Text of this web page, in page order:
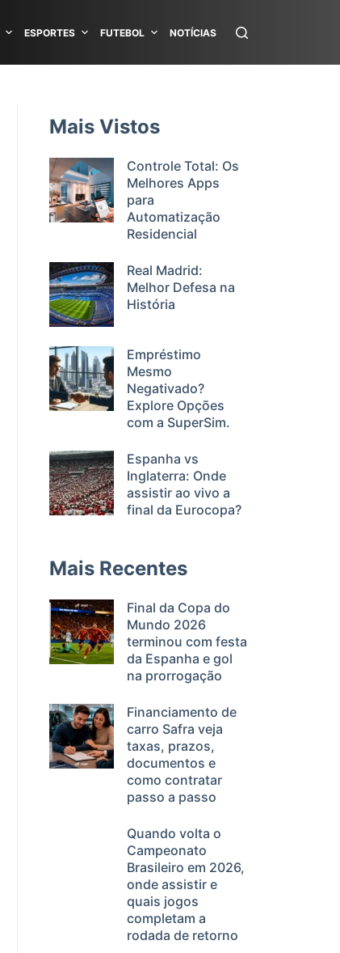
ESPORTES FUTEBOL NOTÍCIAS
Mais Vistos
Controle Total: Os
Melhores Apps
para
Automatização
Residencial
Real Madrid:
Melhor Defesa na
História
Empréstimo
Mesmo
Negativado?
Explore Opções
com a SuperSim.
Espanha vs
Inglaterra: Onde
assistir ao vivo a
final da Eurocopa?
Mais Recentes
Final da Copa do
Mundo 2026
terminou com festa
da Espanha e gol
na prorrogação
Financiamento de
carro Safra veja
taxas, prazos,
documentos e
como contratar
passo a passo
Quando volta o
Campeonato
Brasileiro em 2026,
onde assistir e
quais jogos
completam a
rodada de retorno